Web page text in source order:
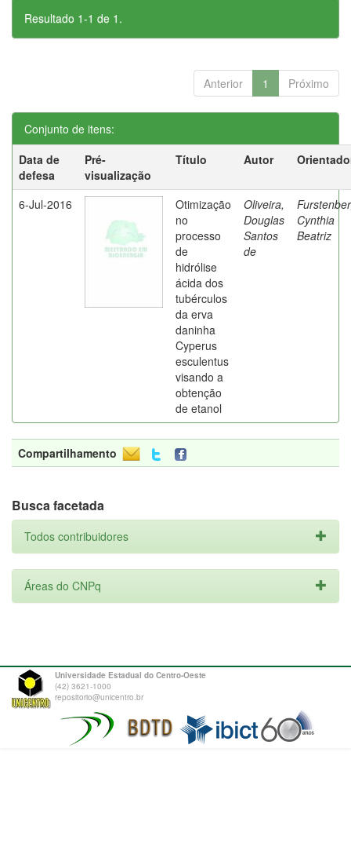
Resultado 1-1 de 1.
Anterior 1 Próximo
Conjunto de itens:
Data de
defesa
Pré-
visualização
Título Autor
6-Jul-2016
Otimização
no
processo
de
hidrólise
ácida dos
tubérculos
da erva
daninha
Cyperus
esculentus
visando a
obtenção
de etanol
Oliveira,
Douglas
Santos
de
Cynthia
Beatriz
Compartilhamento
Busca facetada
Todos contribuidores
Áreas do CNPq
Universidade Estadual do Centro-Oeste
(42) 3621-1000
repositorio@unicentro.br